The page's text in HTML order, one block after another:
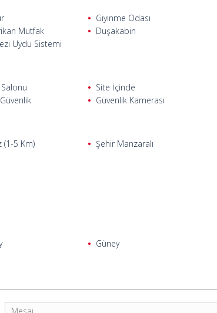
Giyinme Odası
Mutfak
Duşakabin
Uydu Sistemi
Site İçinde
Güvenlik Kamerası
(1-5 Km)
Şehir Manzaralı
Güney